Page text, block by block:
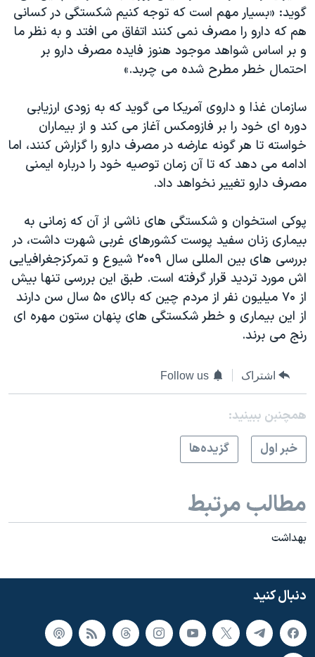
گوید: «بسیار مهم است که توجه کنیم شکستگی در کسانی
هم که دارو را مصرف نمی کنند اتفاق می افتد و به نظر ما
و بر اساس شواهد موجود هنوز فایده مصرف دارو بر
احتمال خطر مطرح شده می چربد.»
سازمان غذا و داروی آمریکا می گوید که به زودی ارزیابی
دوره ای خود را بر فازومکس آغاز می کند و از بیماران
خواسته تا هر گونه عارضه در مصرف دارو را گزارش کنند، اما
ادامه می دهد که تا آن زمان توصیه خود را درباره ایمنی
مصرف دارو تغییر نخواهد داد.
پوکی استخوان و شکستگی های ناشی از آن که زمانی به
بیماری زنان سفید پوست کشورهای غربی شهرت داشت، در
بررسی های بین المللی سال ۲۰۰۹ شیوع و تمرکزجغرافیایی
اش مورد تردید قرار گرفته است. طبق این بررسی تنها بیش
از ۷۰ میلیون نفر از مردم چین که بالای ۵۰ سال سن دارند
از این بیماری و خطر شکستگی های پنهان ستون مهره ای
رنج می برند.
اشتراک Follow us
همچنبن ببینید:
خبر اول
گزيده‌ها
مطالب مرتبط
بهداشت
دنبال کنید